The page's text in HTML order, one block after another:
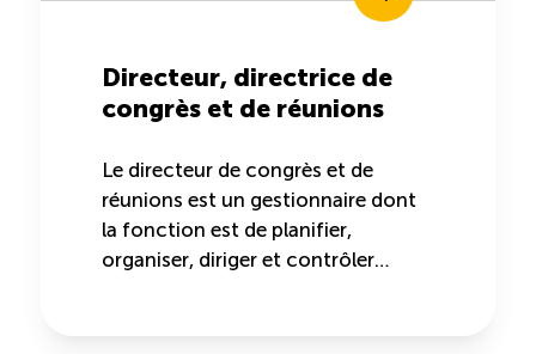
Directeur, directrice de
congrès et de réunions
Le directeur de congrès et de
réunions est un gestionnaire dont
la fonction est de planifier,
organiser, diriger et contrôler…